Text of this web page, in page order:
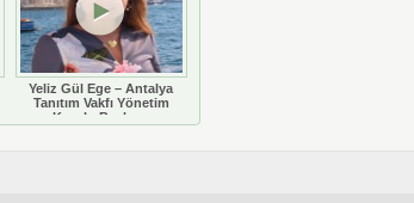
Yeliz Gül Ege – Antalya
Tanıtım Vakfı Yönetim
Kurulu Başkanı